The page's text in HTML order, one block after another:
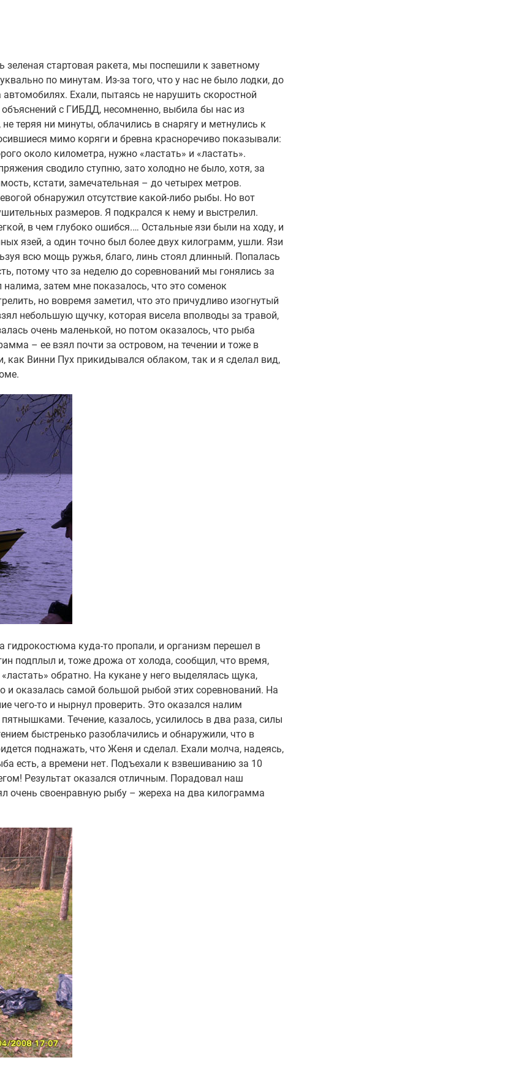
стартовая ракета, мы поспешили к заветному
по минутам. Из-за того, что у нас не было лодки, до
Ехали, пытаясь не нарушить скоростной
с ГИБДД, несомненно, выбила бы нас из
теряя ни минуты, облачились в снарягу и метнулись к
мимо коряги и бревна красноречиво показывали:
около километра, нужно «ластать» и «ластать».
сводило ступню, зато холодно не было, хотя, за
кстати, замечательная – до четырех метров.
обнаружил отсутствие какой-либо рыбы. Но вот
размеров. Я подкрался к нему и выстрелил.
в чем глубоко ошибся.… Остальные язи были на ходу, и
язей, а один точно был более двух килограмм, ушли. Язи
всю мощь ружья, благо, линь стоял длинный. Попалась
потому что за неделю до соревнований мы гонялись за
затем мне показалось, что это соменок
но вовремя заметил, что это причудливо изогнутый
небольшую щучку, которая висела вполводы за травой,
очень маленькой, но потом оказалось, что рыба
– ее взял почти за островом, на течении и тоже в
как Винни Пух прикидывался облаком, так и я сделал вид,
куда-то пропали, и организм перешел в
подплыл и, тоже дрожа от холода, сообщил, что время,
обратно. На кукане у него выделялась щука,
и оказалась самой большой рыбой этих соревнований. На
чего-то и нырнул проверить. Это оказался налим
Течение, казалось, усилилось в два раза, силы
быстренько разоблачились и обнаружили, что в
поднажать, что Женя и сделал. Ехали молча, надеясь,
есть, а времени нет. Подъехали к взвешиванию за 10
Результат оказался отличным. Порадовал наш
очень своенравную рыбу – жереха на два килограмма